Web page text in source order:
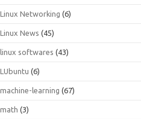
Linux Networking (6)
Linux News (45)
linux softwares (43)
LUbuntu (6)
machine-learning (67)
math (3)